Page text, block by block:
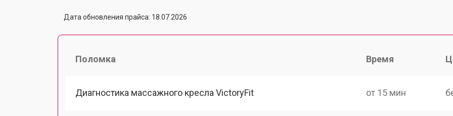
Дата обновления прайса: 18.07.2026
Поломка Время
Диагностика массажного кресла VictoryFit от 15 мин